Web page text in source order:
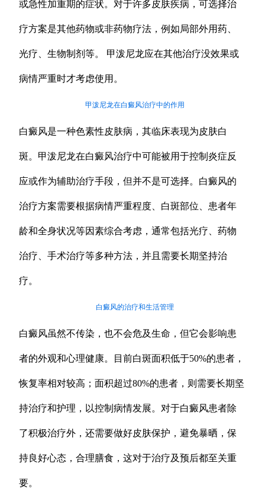
或急性加重期的症状。对于许多皮肤疾病，可选择治
疗方案是其他药物或非药物疗法，例如局部外用药、
光疗、生物制剂等。 甲泼尼龙应在其他治疗没效果或
病情严重时才考虑使用。
甲泼尼龙在白癜风治疗中的作用
白癜风是一种色素性皮肤病，其临床表现为皮肤白
斑。甲泼尼龙在白癜风治疗中可能被用于控制炎症反
应或作为辅助治疗手段，但并不是可选择。白癜风的
治疗方案需要根据病情严重程度、白斑部位、患者年
龄和全身状况等因素综合考虑，通常包括光疗、药物
治疗、手术治疗等多种方法，并且需要长期坚持治
疗。
白癜风的治疗和生活管理
白癜风虽然不传染，也不会危及生命，但它会影响患
者的外观和心理健康。目前白斑面积低于50%的患者，
恢复率相对较高；面积超过80%的患者，则需要长期坚
持治疗和护理，以控制病情发展。对于白癜风患者除
了积极治疗外，还需要做好皮肤保护，避免暴晒，保
持良好心态，合理膳食，这对于治疗及预后都至关重
要。